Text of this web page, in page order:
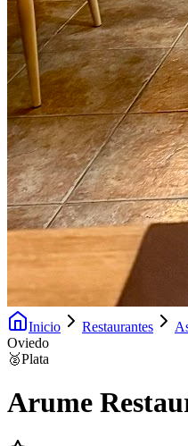
Inicio Restaurantes
Oviedo
🥈Plata
Arume